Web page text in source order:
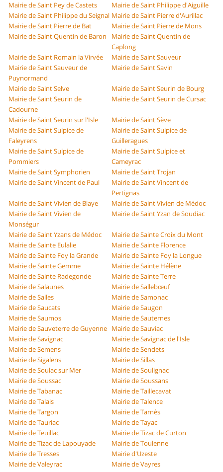
Mairie de Saint Pey de Castets
Mairie de Saint Philippe d'Aiguille
Mairie de Saint Philippe du Seignal Mairie de Saint Pierre d'Aurillac
Mairie de Saint Pierre de Bat
Mairie de Saint Pierre de Mons
Mairie de Saint Quentin de Baron
Mairie de Saint Quentin de
Caplong
Mairie de Saint Romain la Virvée
Mairie de Saint Sauveur
Mairie de Saint Sauveur de
Puynormand
Mairie de Saint Savin
Mairie de Saint Selve
Mairie de Saint Seurin de Bourg
Mairie de Saint Seurin de
Cadourne
Mairie de Saint Seurin de Cursac
Mairie de Saint Seurin sur l'Isle
Mairie de Saint Sève
Mairie de Saint Sulpice de
Faleyrens
Mairie de Saint Sulpice de
Guilleragues
Mairie de Saint Sulpice de
Pommiers
Mairie de Saint Sulpice et
Cameyrac
Mairie de Saint Symphorien
Mairie de Saint Trojan
Mairie de Saint Vincent de Paul
Mairie de Saint Vincent de
Pertignas
Mairie de Saint Vivien de Blaye
Mairie de Saint Vivien de Médoc
Mairie de Saint Vivien de
Monségur
Mairie de Saint Yzan de Soudiac
Mairie de Saint Yzans de Médoc
Mairie de Sainte Croix du Mont
Mairie de Sainte Eulalie
Mairie de Sainte Florence
Mairie de Sainte Foy la Grande
Mairie de Sainte Foy la Longue
Mairie de Sainte Gemme
Mairie de Sainte Hélène
Mairie de Sainte Radegonde
Mairie de Sainte Terre
Mairie de Salaunes
Mairie de Sallebœuf
Mairie de Salles
Mairie de Samonac
Mairie de Saucats
Mairie de Saugon
Mairie de Saumos
Mairie de Sauternes
Mairie de Sauveterre de Guyenne Mairie de Sauviac
Mairie de Savignac
Mairie de Savignac de l'Isle
Mairie de Semens
Mairie de Sendets
Mairie de Sigalens
Mairie de Sillas
Mairie de Soulac sur Mer
Mairie de Soulignac
Mairie de Soussac
Mairie de Soussans
Mairie de Tabanac
Mairie de Taillecavat
Mairie de Talais
Mairie de Talence
Mairie de Targon
Mairie de Tarnès
Mairie de Tauriac
Mairie de Tayac
Mairie de Teuillac
Mairie de Tizac de Curton
Mairie de Tizac de Lapouyade
Mairie de Toulenne
Mairie de Tresses
Mairie d'Uzeste
Mairie de Valeyrac
Mairie de Vayres